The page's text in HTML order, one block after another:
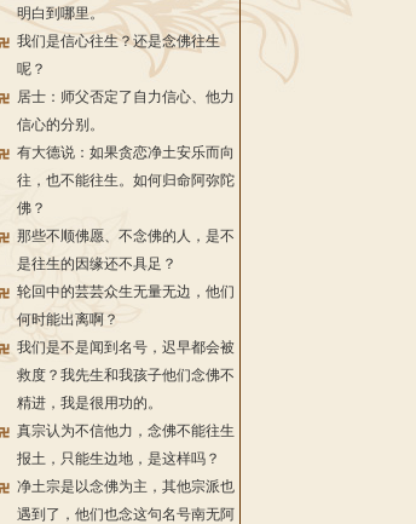
明白到哪里。
我们是信心往生？还是念佛往生
呢？
居士：师父否定了自力信心、他力
信心的分别。
有大德说：如果贪恋净土安乐而向
往，也不能往生。如何归命阿弥陀
佛？
那些不顺佛愿、不念佛的人，是不
是往生的因缘还不具足？
轮回中的芸芸众生无量无边，他们
何时能出离啊？
我们是不是闻到名号，迟早都会被
救度？我先生和我孩子他们念佛不
精进，我是很用功的。
真宗认为不信他力，念佛不能往生
报土，只能生边地，是这样吗？
净土宗是以念佛为主，其他宗派也
遇到了，他们也念这句名号南无阿